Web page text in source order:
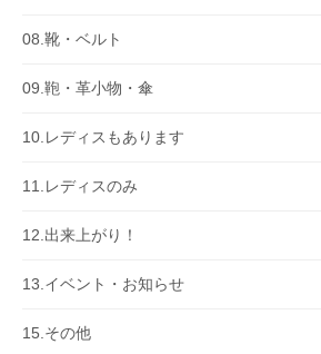
08.靴・ベルト
09.鞄・革小物・傘
10.レディスもあります
11.レディスのみ
12.出来上がり！
13.イベント・お知らせ
15.その他